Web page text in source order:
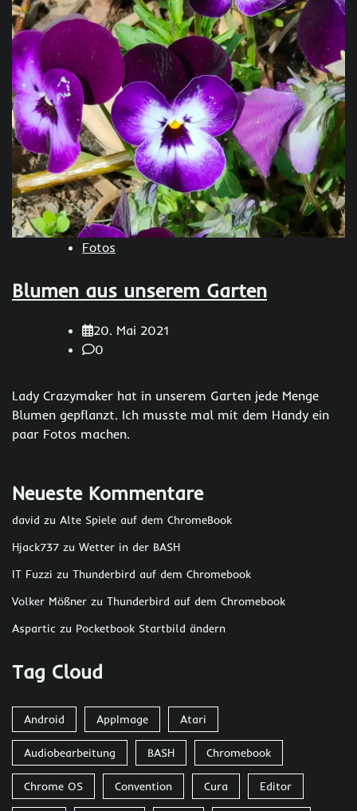
Fotos
Blumen aus unserem Garten
20. Mai 2021
0
Lady Crazymaker hat in unserem Garten jede Menge
Blumen gepflanzt. Ich musste mal mit dem Handy ein
paar Fotos machen.
Neueste Kommentare
david zu Alte Spiele auf dem ChromeBook
Hjack737 zu Wetter in der BASH
IT Fuzzi zu Thunderbird auf dem Chromebook
Volker Mößner zu Thunderbird auf dem Chromebook
Aspartic zu Pocketbook Startbild ändern
Tag Cloud
Android AppImage Atari
Audiobearbeitung BASH Chromebook
Chrome OS Convention Cura Editor